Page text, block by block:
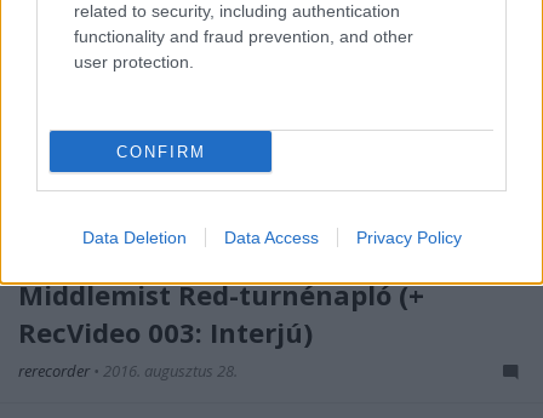
related to security, including authentication
functionality and fraud prevention, and other
user protection.
CONFIRM
Data Deletion Data Access Privacy Policy
Pszichedelikus köd a Balaton felett –
Middlemist Red-turnénapló (+
RecVideo 003: Interjú)
rerecorder • 2016. augusztus 28.